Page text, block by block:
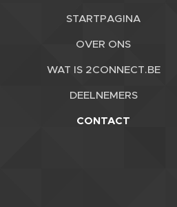
STARTPAGINA
OVER ONS
WAT IS 2CONNECT.BE
DEELNEMERS
CONTACT